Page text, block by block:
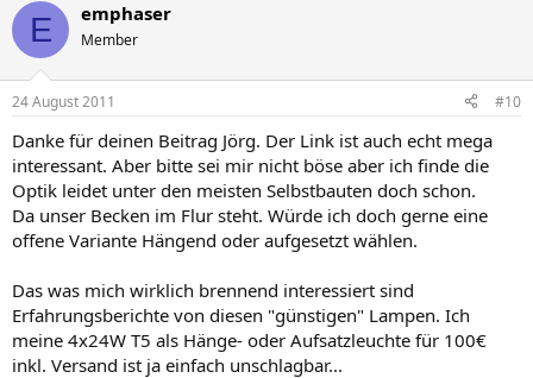
E emphaser
Member
24 August 2011 #10
Danke für deinen Beitrag Jörg. Der Link ist auch echt mega
interessant. Aber bitte sei mir nicht böse aber ich finde die
Optik leidet unter den meisten Selbstbauten doch schon.
Da unser Becken im Flur steht. Würde ich doch gerne eine
offene Variante Hängend oder aufgesetzt wählen.
Das was mich wirklich brennend interessiert sind
Erfahrungsberichte von diesen "günstigen" Lampen. Ich
meine 4x24W T5 als Hänge- oder Aufsatzleuchte für 100€
inkl. Versand ist ja einfach unschlagbar...